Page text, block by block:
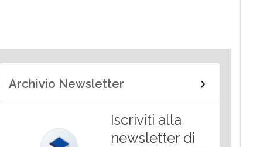
Archivio Newsletter
Iscriviti alla
newsletter di